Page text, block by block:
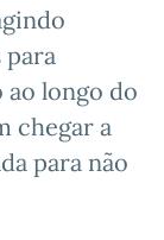
longo do
chegar a
para não